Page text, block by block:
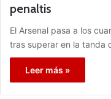
penaltis
El Arsenal pasa a los
tras superar en la tanda
Leer más »